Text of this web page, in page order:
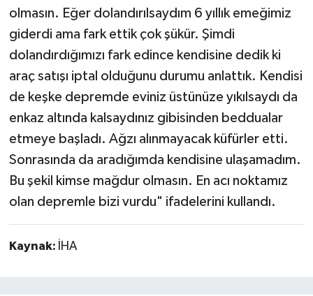
olmasın. Eğer dolandırılsaydım 6 yıllık emeğimiz
giderdi ama fark ettik çok şükür. Şimdi
dolandırdığımızı fark edince kendisine dedik ki
araç satışı iptal olduğunu durumu anlattık. Kendisi
de keşke depremde eviniz üstünüze yıkılsaydı da
enkaz altında kalsaydınız gibisinden beddualar
etmeye başladı. Ağzı alınmayacak küfürler etti.
Sonrasında da aradığımda kendisine ulaşamadım.
Bu şekil kimse mağdur olmasın. En acı noktamız
olan depremle bizi vurdu" ifadelerini kullandı.
Kaynak: İHA